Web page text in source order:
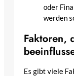
oder
werden
Faktoren,
Es gibt viele